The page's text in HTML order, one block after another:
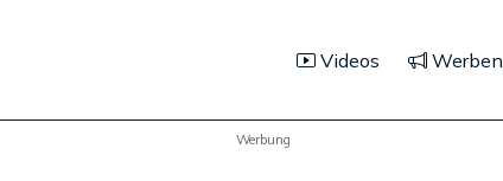
Videos Werben
Werbung